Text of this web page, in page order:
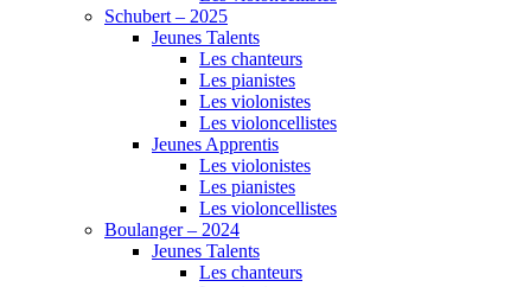
Schubert – 2025
Jeunes Talents
Les chanteurs
Les pianistes
Les violonistes
Les violoncellistes
Jeunes Apprentis
Les violonistes
Les pianistes
Les violoncellistes
Boulanger – 2024
Jeunes Talents
Les chanteurs